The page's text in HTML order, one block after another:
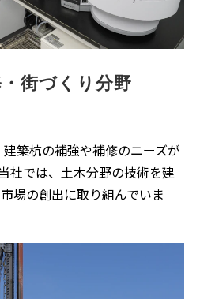
街づくり分野
築杭の補強や補修のニーズが
社では、土木分野の技術を建
場の創出に取り組んでいま